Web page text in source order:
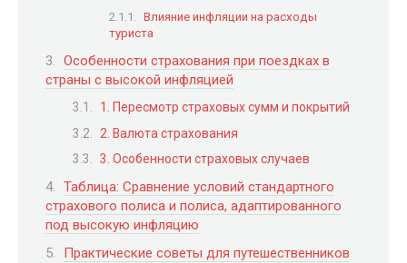
Влияние инфляции на расходы
туриста
Особенности страхования при поездках в
страны с высокой инфляцией
1. Пересмотр страховых сумм и покрытий
2. Валюта страхования
3. Особенности страховых случаев
Таблица: Сравнение условий стандартного
страхового полиса и полиса, адаптированного
под высокую инфляцию
Практические советы для путешественников